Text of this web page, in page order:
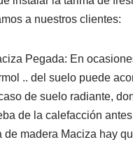
a nuestros clientes:
Pegada: En
.. del suelo puede
de suelo radiante,
de la calefacción
de madera Maciza hay